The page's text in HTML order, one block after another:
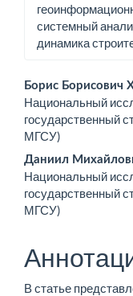
системный
динамика
статьи
Борис Борисович
Национальный
государственный
МГСУ)
Даниил
Национальный
государственный
МГСУ)
В статье